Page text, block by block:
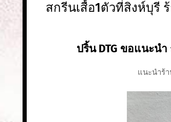
สกรีนเสื้อ1ตัวที่สิงห์บุรี
ปริ้น DTG ขอแนะน
แนะนำร้